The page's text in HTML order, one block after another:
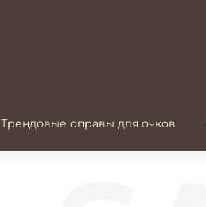
Трендовые оправы для очков